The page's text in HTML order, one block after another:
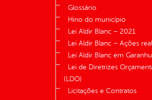
Glossário
Hino do município
Lei Aldir Blanc – 2021
Lei Aldir Blanc – Ações
Lei Aldir Blanc em
Lei de Diretrizes
(LDO)
Licitações e Contratos